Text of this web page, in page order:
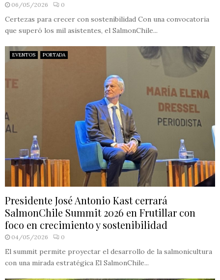
06/05/2026 0
Certezas para crecer con sostenibilidad Con una convocatoria
que superó los mil asistentes, el SalmonChile...
EVENTOS PORTADA
Presidente José Antonio Kast cerrará
SalmonChile Summit 2026 en Frutillar con
foco en crecimiento y sostenibilidad
04/05/2026 0
El summit permite proyectar el desarrollo de la salmonicultura
con una mirada estratégica El SalmonChile...